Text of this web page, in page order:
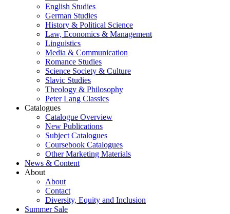
English Studies
German Studies
History & Political Science
Law, Economics & Management
Linguistics
Media & Communication
Romance Studies
Science Society & Culture
Slavic Studies
Theology & Philosophy
Peter Lang Classics
Catalogues
Catalogue Overview
New Publications
Subject Catalogues
Coursebook Catalogues
Other Marketing Materials
News & Content
About
About
Contact
Diversity, Equity and Inclusion
Summer Sale